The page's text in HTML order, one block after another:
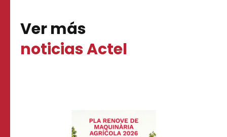
Ver más
noticias Actel